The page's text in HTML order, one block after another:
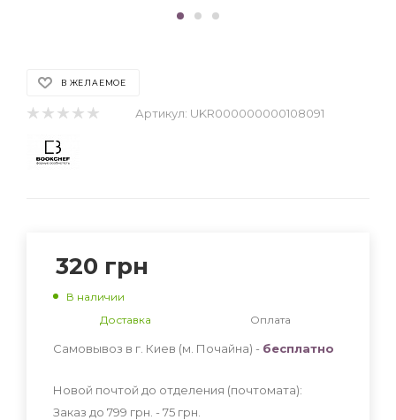
В ЖЕЛАЕМОЕ
Артикул: UKR000000000108091
320 грн
В наличии
Доставка
Оплата
Самовывоз в г. Киев (м. Почайна) - бесплатно
Новой почтой до отделения (почтомата):
Заказ до 799 грн. - 75 грн